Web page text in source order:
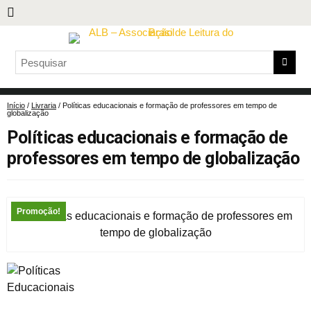
Início / Livraria / Políticas educacionais e formação de professores em tempo de
globalização
Políticas educacionais e formação de
professores em tempo de globalização
Promoção!